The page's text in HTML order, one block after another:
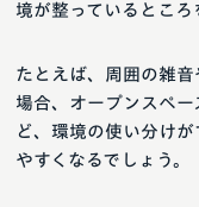
境が整っているところ
たとえば、周囲の雑
場合、オープンスペ
ど、環境の使い分け
やすくなるでしょう。